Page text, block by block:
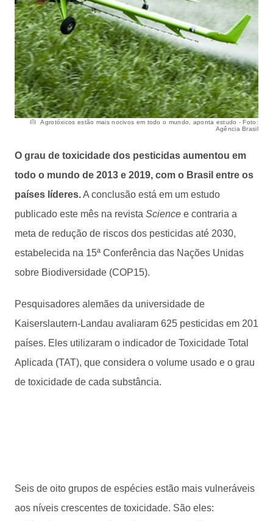
Agrotóxicos estão mais nocivos em todo o mundo, aponta estudo - Foto:
Agência Brasil
O grau de toxicidade dos pesticidas aumentou em
todo o mundo de 2013 e 2019, com o Brasil entre os
países líderes.A conclusão está em um estudo
publicado este mês na revista Science e contraria a
meta de redução de riscos dos pesticidas até 2030,
estabelecida na 15ª Conferência das Nações Unidas
sobre Biodiversidade (COP15).
Pesquisadores alemães da universidade de
Kaiserslautern-Landau avaliaram 625 pesticidas em 201
países. Eles utilizaram o indicador de Toxicidade Total
Aplicada (TAT), que considera o volume usado e o grau
de toxicidade de cada substância.
Seis de oito grupos de espécies estão mais vulneráveis
aos níveis crescentes de toxicidade. São eles: